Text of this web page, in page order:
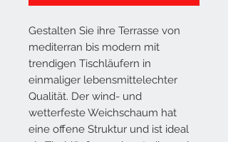
Gestalten Sie ihre Terrasse von
mediterran bis modern mit
trendigen Tischläufern in
einmaliger lebensmittelechter
Qualität. Der wind- und
wetterfeste Weichschaum hat
eine offene Struktur und ist ideal